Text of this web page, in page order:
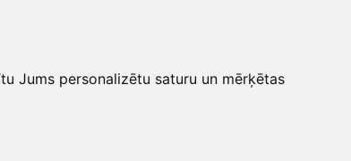
Jums personalizētu saturu un mērķētas